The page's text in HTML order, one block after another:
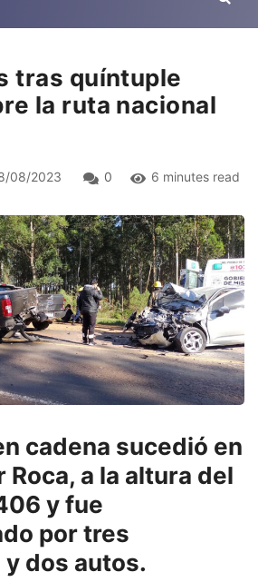
tras quíntuple
la ruta nacional
08/2023 0 6 minutes read
cadena sucedió en
Roca, a la altura del
y fue
por tres
dos autos.